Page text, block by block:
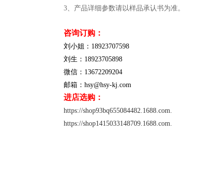
3、产品详细参数请以样品承认书为准。
咨询订购：
刘小姐：18923707598
刘生：18923705898
微信：13672209204
邮箱：hsy@hsy-kj.com
进店选购：
https://shop93bq655084482.1688.com.
https://shop1415033148709.1688.com.